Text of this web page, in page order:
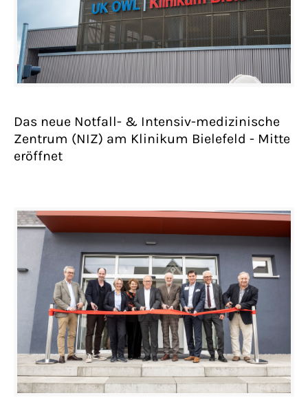
Have any questions?
+44 1234 567 890
Drop us a line
info@yourdomain.com
About us
Lorem ipsum dolor sit amet, consectetuer
Aenean commodo ligula eget dolor. Aenean
massa. Cum sociis natoque penatibus et
magnis dis parturient montes, nascetur
ridiculus mus. Donec quam felis, ultricies
nec.
Das neue Notfall- & Intensiv-medizinische
Zentrum (NIZ) am Klinikum Bielefeld - Mitte
eröffnet